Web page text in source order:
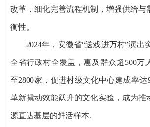
改革，细化完善流程机制，增强供给与
衡性。
2024年，安徽省“送戏进万村”演出
全省行政村全覆盖，惠及群众超500万
至2800家，促进村级文化中心建成率达
革新撬动效能跃升的文化实验，成为推
源直达基层的鲜活样本。